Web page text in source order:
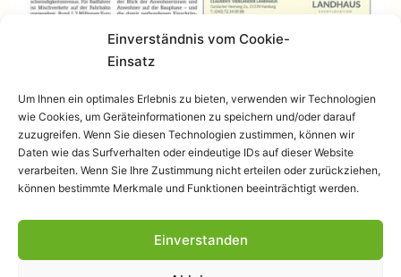
Einverständnis vom Cookie-
Einsatz
Um Ihnen ein optimales Erlebnis zu bieten, verwenden wir Technologien
wie Cookies, um Geräteinformationen zu speichern und/oder darauf
zuzugreifen. Wenn Sie diesen Technologien zustimmen, können wir
Daten wie das Surfverhalten oder eindeutige IDs auf dieser Website
verarbeiten. Wenn Sie Ihre Zustimmung nicht erteilen oder zurückziehen,
können bestimmte Merkmale und Funktionen beeinträchtigt werden.
Einverstanden